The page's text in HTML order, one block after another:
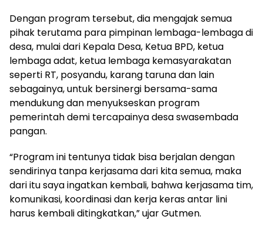
Dengan program tersebut, dia mengajak semua
pihak terutama para pimpinan lembaga-lembaga di
desa, mulai dari Kepala Desa, Ketua BPD, ketua
lembaga adat, ketua lembaga kemasyarakatan
seperti RT, posyandu, karang taruna dan lain
sebagainya, untuk bersinergi bersama-sama
mendukung dan menyukseskan program
pemerintah demi tercapainya desa swasembada
pangan.
“Program ini tentunya tidak bisa berjalan dengan
sendirinya tanpa kerjasama dari kita semua, maka
dari itu saya ingatkan kembali, bahwa kerjasama tim,
komunikasi, koordinasi dan kerja keras antar lini
harus kembali ditingkatkan,” ujar Gutmen.